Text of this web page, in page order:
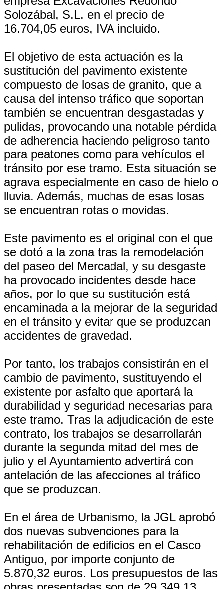
Solozábal, S.L. en el precio de
16.704,05 euros, IVA incluido.
El objetivo de esta actuación es la
sustitución del pavimento existente
compuesto de losas de granito, que a
causa del intenso tráfico que soportan
también se encuentran desgastadas y
pulidas, provocando una notable pérdida
de adherencia haciendo peligroso tanto
para peatones como para vehículos el
tránsito por ese tramo. Esta situación se
agrava especialmente en caso de hielo o
lluvia. Además, muchas de esas losas
se encuentran rotas o movidas.
Este pavimento es el original con el que
se dotó a la zona tras la remodelación
del paseo del Mercadal, y su desgaste
ha provocado incidentes desde hace
años, por lo que su sustitución está
encaminada a la mejorar de la seguridad
en el tránsito y evitar que se produzcan
accidentes de gravedad.
Por tanto, los trabajos consistirán en el
cambio de pavimento, sustituyendo el
existente por asfalto que aportará la
durabilidad y seguridad necesarias para
este tramo. Tras la adjudicación de este
contrato, los trabajos se desarrollarán
durante la segunda mitad del mes de
julio y el Ayuntamiento advertirá con
antelación de las afecciones al tráfico
que se produzcan.
En el área de Urbanismo, la JGL aprobó
dos nuevas subvenciones para la
rehabilitación de edificios en el Casco
Antiguo, por importe conjunto de
5.870,32 euros. Los presupuestos de las